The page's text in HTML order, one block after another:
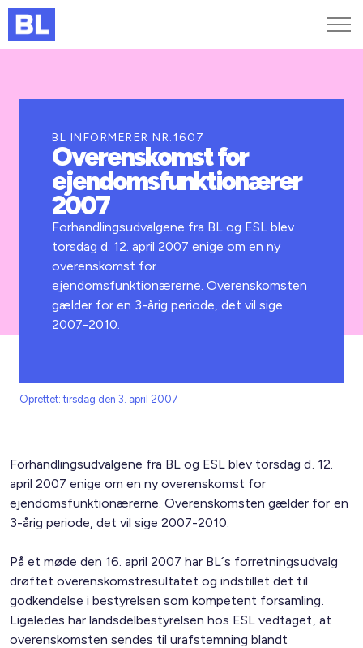
Kurser og arrangementer
Jobportalen
BL INFORMERER NR.1607
Overenskomst for
ejendomsfunktionærer
2007
Forhandlingsudvalgene fra BL og ESL blev
torsdag d. 12. april 2007 enige om en ny
overenskomst for
ejendomsfunktionærerne. Overenskomsten
gælder for en 3-årig periode, det vil sige
2007-2010.
Oprettet: tirsdag den 3. april 2007
Forhandlingsudvalgene fra BL og ESL blev torsdag d. 12.
april 2007 enige om en ny overenskomst for
ejendomsfunktionærerne. Overenskomsten gælder for en
3-årig periode, det vil sige 2007-2010.
På et møde den 16. april 2007 har BL´s forretningsudvalg
drøftet overenskomstresultatet og indstillet det til
godkendelse i bestyrelsen som kompetent forsamling.
Ligeledes har landsdelbestyrelsen hos ESL vedtaget, at
overenskomsten sendes til urafstemning blandt